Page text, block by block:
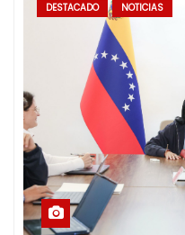
DESTACADO NOTICIAS